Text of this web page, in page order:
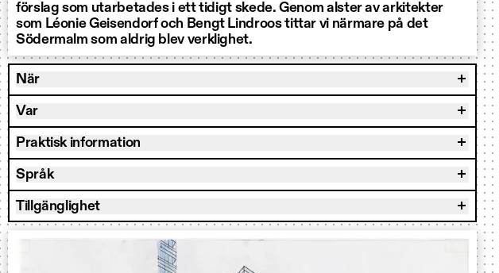
förslag som utarbetades i ett tidigt skede. Genom alster av arkitekter
som Léonie Geisendorf och Bengt Lindroos tittar vi närmare på det
Södermalm som aldrig blev verklighet.
När
Var
Praktisk information
Språk
Tillgänglighet